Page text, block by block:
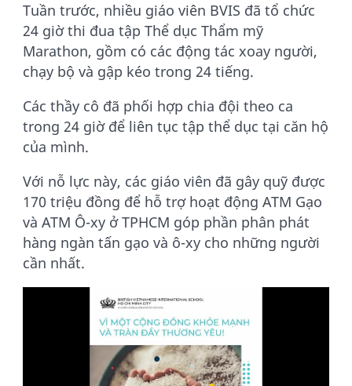
Tuần trước, nhiều giáo viên BVIS đã tổ chức
24 giờ thi đua tập Thể dục Thẩm mỹ
Marathon, gồm có các động tác xoay người,
chạy bộ và gập kéo trong 24 tiếng.
Các thầy cô đã phối hợp chia đội theo ca
trong 24 giờ để liên tục tập thể dục tại căn hộ
của mình.
Với nỗ lực này, các giáo viên đã gây quỹ được
170 triệu đồng để hỗ trợ hoạt động ATM Gạo
và ATM Ô-xy ở TPHCM góp phần phân phát
hàng ngàn tấn gạo và ô-xy cho những người
cần nhất.